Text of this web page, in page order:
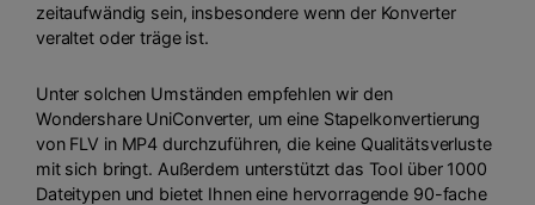
zeitaufwändig sein, insbesondere wenn der Konverter
veraltet oder träge ist.
Unter solchen Umständen empfehlen wir den
Wondershare UniConverter, um eine Stapelkonvertierung
von FLV in MP4 durchzuführen, die keine Qualitätsverluste
mit sich bringt. Außerdem unterstützt das Tool über 1000
Dateitypen und bietet Ihnen eine hervorragende 90-fache